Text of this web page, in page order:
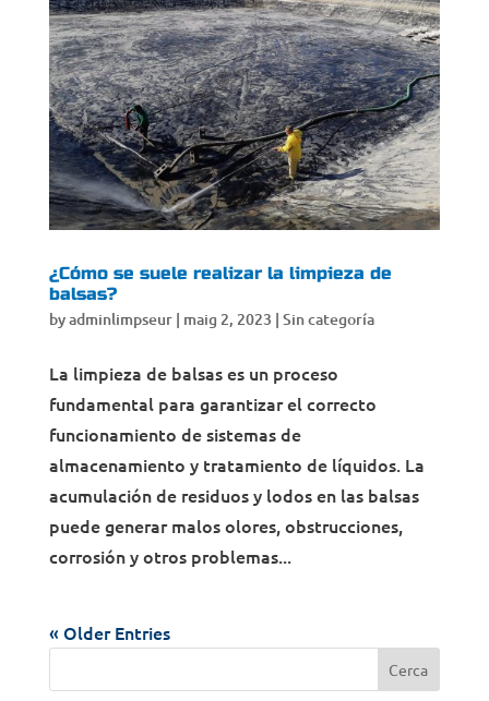
¿Cómo se suele realizar la limpieza de
balsas?
byadminlimpseur| maig 2, 2023 | Sin categoría
La limpieza de balsas es un proceso
fundamental para garantizar el correcto
funcionamiento de sistemas de
almacenamiento y tratamiento de líquidos. La
acumulación de residuos y lodos en las balsas
puede generar malos olores, obstrucciones,
corrosión y otros problemas...
« Older Entries